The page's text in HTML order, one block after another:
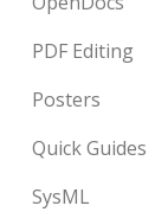
PDF Editing
Posters
Quick Guides
SysML